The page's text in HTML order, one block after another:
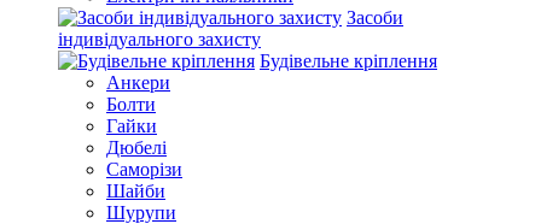
Засоби
індивідуального захисту
Будівельне кріплення
Анкери
Болти
Гайки
Дюбелі
Саморізи
Шайби
Шурупи